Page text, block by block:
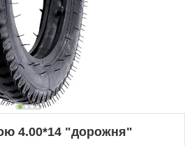
4.00*14 "дорожня"